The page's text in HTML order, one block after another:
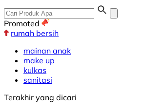
Promoted
rumah bersih
mainan anak
make up
kulkas
sanitasi
Terakhir yang dicari